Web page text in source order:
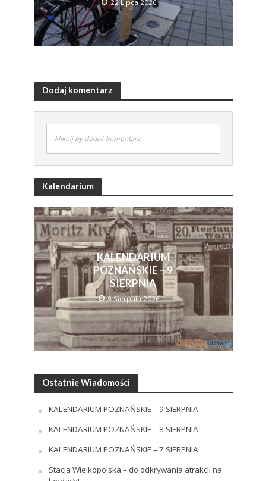
22 Lipca 2026
Dodaj komentarz
kliknij by dodać komentarz
Kalendarium
KALENDARIUM
POZNAŃSKIE – 9
SIERPNIA
9 Sierpnia 2026
Ostatnie Wiadomości
KALENDARIUM POZNAŃSKIE – 9 SIERPNIA
KALENDARIUM POZNAŃSKIE – 8 SIERPNIA
KALENDARIUM POZNAŃSKIE – 7 SIERPNIA
Stacja Wielkopolska – do odkrywania atrakcji na